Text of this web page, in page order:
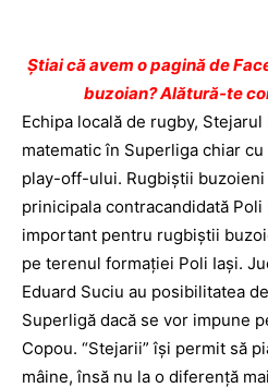
Ştiai că avem o pagină de
buzoian? Alătură-te
Echipa locală de rugby,
matematic în Superliga chiar
play-off-ului. Rugbiştii
prinicipala contracandidată
important pentru rugbiştii
pe terenul formaţiei Poli Iaşi.
Eduard Suciu au posibilitatea
Superligă dacă se vor impune
Copou. “Stejarii” îşi permit să
mâine, însă nu la o diferenţă